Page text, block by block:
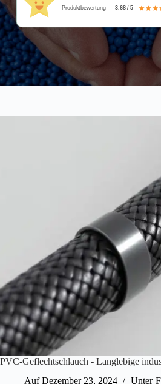
Produktbewertung 3.68 / 5
PVC-Geflechtschlauch - Langlebige
Auf Dezember 23, 2024 Unter